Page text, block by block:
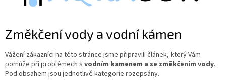
Změkčení vody a vodní kámen
Vážení zákazníci na této stránce jsme připravili článek, který Vám
pomůže při problémech s vodním kamenem a se změkčením vody.
Pod obsahem jsou jednotlivé kategorie rozepsány.